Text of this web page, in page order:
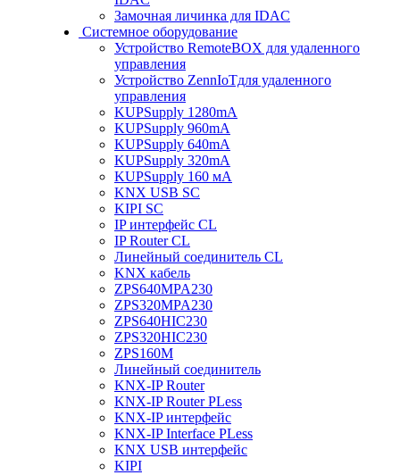
Замочная личинка для IDAC
Системное оборудование
Устройство RemoteBOX для удаленного
управления
Устройство ZennIoTдля удаленного
управления
KUPSupply 1280mA
KUPSupply 960mA
KUPSupply 640mA
KUPSupply 320mA
KUPSupply 160 мА
KNX USB SC
KIPI SC
IP интерфейс CL
IP Router CL
Линейный соединитель CL
KNX кабель
ZPS640MPA230
ZPS320MPA230
ZPS640HIC230
ZPS320HIC230
ZPS160M
Линейный соединитель
KNX-IP Router
KNX-IP Router PLess
KNX-IP интерфейс
KNX-IP Interface PLess
KNX USB интерфейс
KIPI